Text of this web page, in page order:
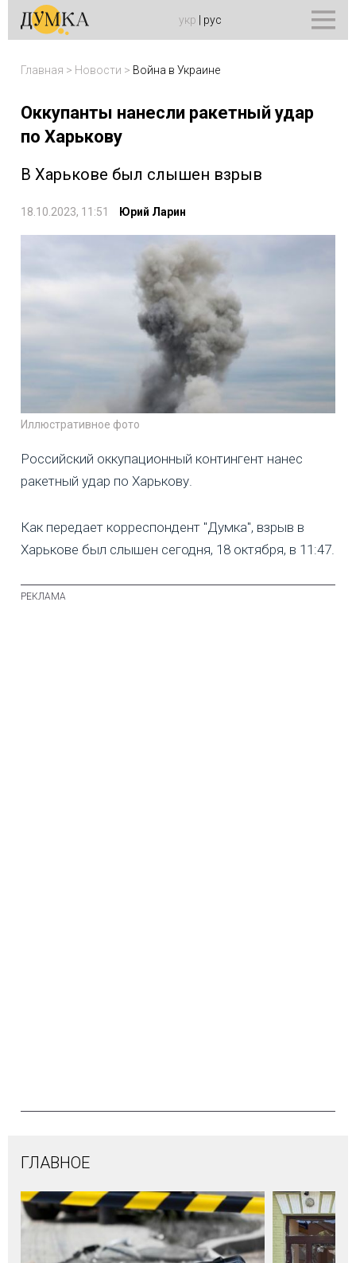
укр рус
Главная > Новости > Война в Украине
Оккупанты нанесли ракетный удар
по Харькову
В Харькове был слышен взрыв
18.10.2023, 11:51 Юрий Ларин
Иллюстративное фото
Российский оккупационный контингент нанес
ракетный удар по Харькову.
Как передает корреспондент "Думка", взрыв в
Харькове был слышен сегодня, 18 октября, в 11:47.
ГЛАВНОЕ